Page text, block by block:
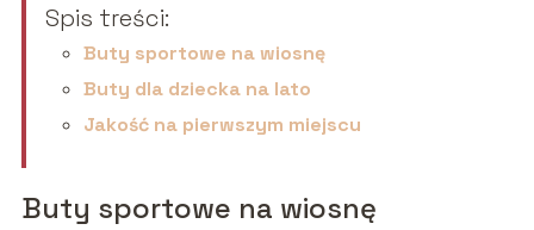
Spis treści:
Buty sportowe na wiosnę
Buty dla dziecka na lato
Jakość na pierwszym miejscu
Buty sportowe na wiosnę